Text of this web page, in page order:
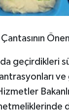
geçirdikleri